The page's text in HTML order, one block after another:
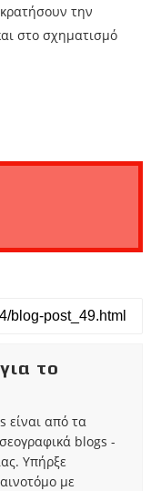
την
στο σχηματισμό
το
είναι από τα
blogs -
Υπήρξε
με